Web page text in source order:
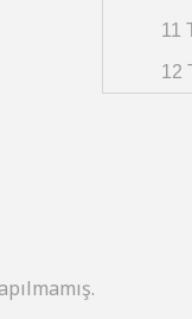
11
12